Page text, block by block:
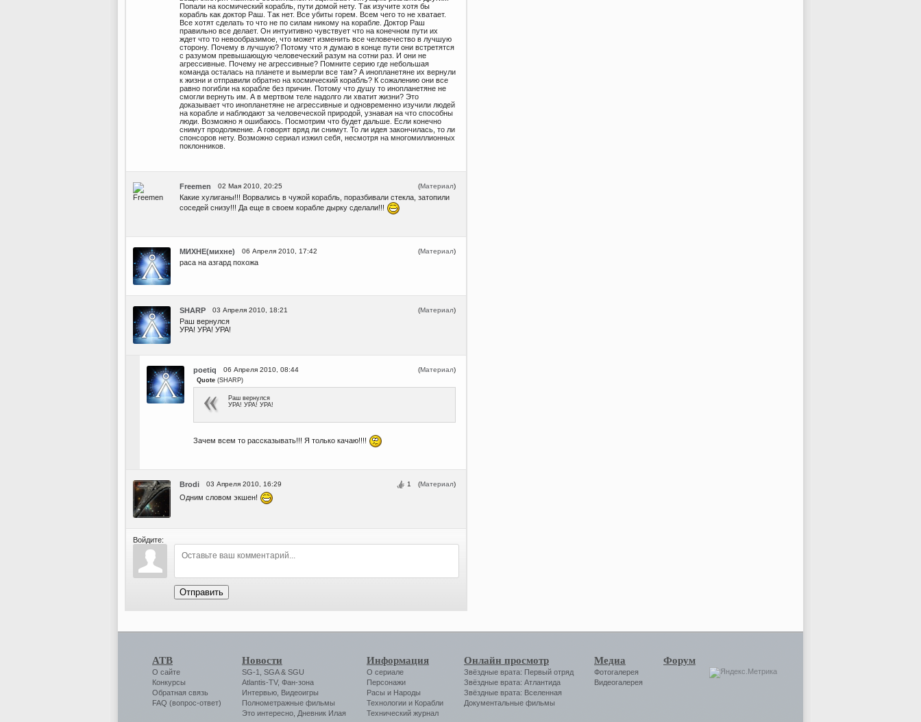
Попали на космический корабль, пути домой нету. Так изучите хотя бы
корабль как доктор Раш. Так нет. Все убиты горем. Всем чего то не хватает.
Все хотят сделать то что не по силам никому на корабле. Доктор Раш
правильно все делает. Он интуитивно чувствует что на конечном пути их
ждет что то невообразимое, что может изменить все человечество в лучшую
сторону. Почему в лучшую? Потому что я думаю в конце пути они встретятся
с разумом превышающую человеческий разум на сотни раз. И они не
агрессивные. Почему не агрессивные? Помните серию где небольшая
команда осталась на планете и вымерли все там? А инопланетяне их вернули
к жизни и отправили обратно на космический корабль? К сожалению они все
равно погибли на корабле без причин. Потому что душу то инопланетяне не
смогли вернуть им. А в мертвом теле надолго ли хватит жизни? Это
доказывает что инопланетяне не агрессивные и одновременно изучили людей
на корабле и наблюдают за человеческой природой, узнавая на что способны
люди. Возможно я ошибаюсь. Посмотрим что будет дальше. Если конечно
снимут продолжение. А говорят вряд ли снимут. То ли идея закончилась, то ли
спонсоров нету. Возможно сериал изжил себя, несмотря на многомиллионных
поклонников.
Freemen 02 Мая 2010, 20:25 (Материал)
Какие хулиганы!!! Ворвались в чужой корабль, поразбивали стекла, затопили
соседей снизу!!! Да еще в своем корабле дырку сделали!!!
МИХНЕ(михне) 06 Апреля 2010, 17:42 (Материал)
раса на азгард похожа
SHARP 03 Апреля 2010, 18:21 (Материал)
Раш вернулся
УРА! УРА! УРА!
poetiq 06 Апреля 2010, 08:44 (Материал)
Quote (SHARP)
Раш вернулся
УРА! УРА! УРА!
Зачем всем то рассказывать!!! Я только качаю!!!!
Brodi 03 Апреля 2010, 16:29 (Материал)
1
Одним словом экшен!
Войдите:
Отправить
АТВ
О сайте
Конкурсы
Обратная связь
FAQ (вопрос-ответ)
Новости
SG-1 SGA& SGU
Atlantis-TV, Фан-зона
Интервью Видеоигры
Полнометражные фильмы
Это интересно Дневник Илая
Информация
О сериале
Персонажи
Расы и Народы
Технологии и Корабли
Технический журнал
Онлайн просмотр
Звёздные врата: Первый отряд
Звёздные врата: Атлантида
Звёздные врата: Вселенная
Документальные фильмы
Медиа
Фотогалерея
Видеогалерея
Форум